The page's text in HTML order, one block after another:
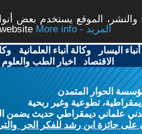
الموقع يستخدم بعض
More info - المزيد
اليسار -وكالة أنباء العلمانية -
الاقتصاد - اخبار الطب والعلوم
الحوار المتمدن
تطوعية وغير ربحية
علماني ديمقراطي حديث يضمن
على جائزة ابن رشد للفكر الحر